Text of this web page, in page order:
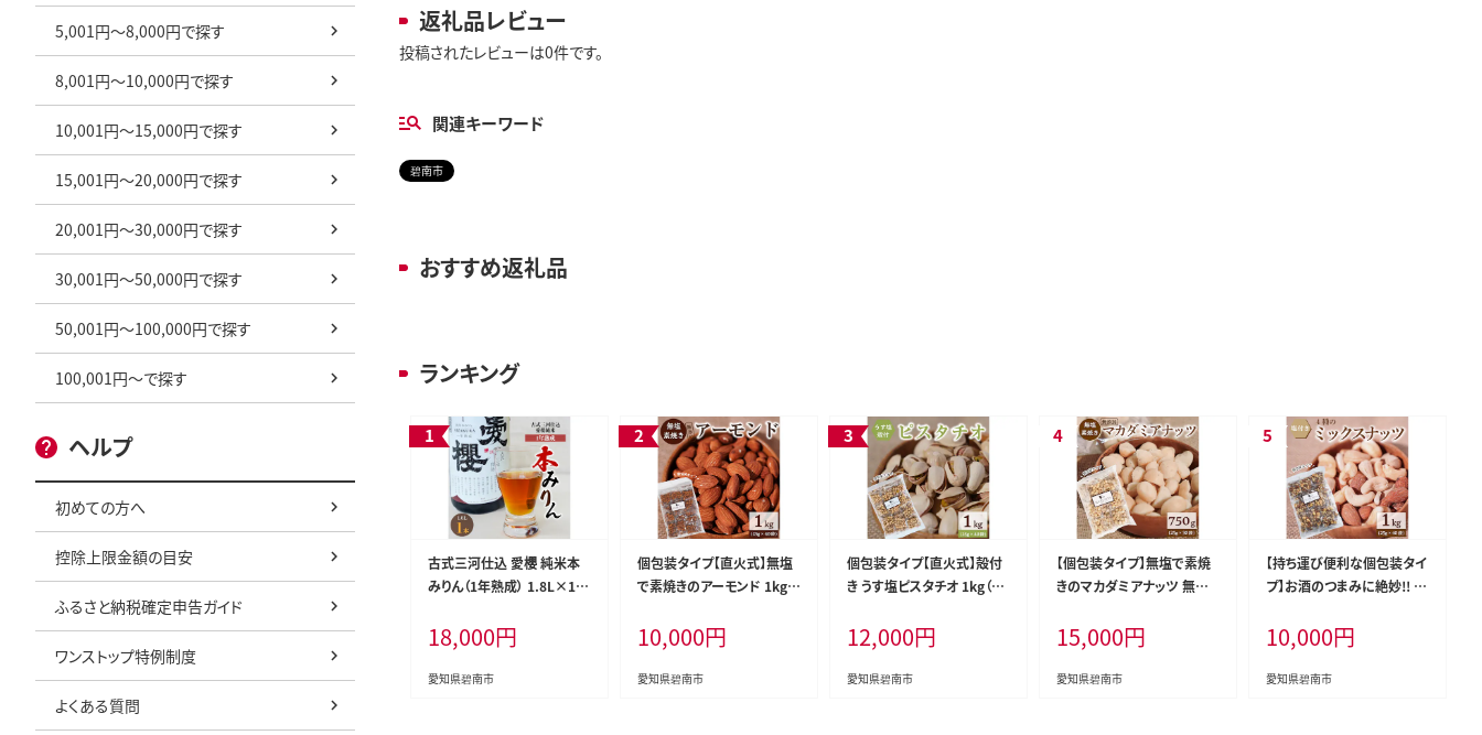
5,001円～8,000円で探す
8,001円～10,000円で探す
10,001円～15,000円で探す
15,001円～20,000円で探す
20,001円～30,000円で探す
30,001円～50,000円で探す
50,001円～100,000円で探す
100,001円～で探す
ヘルプ
初めての方へ
控除上限金額の目安
ふるさと納税確定申告ガイド
ワンストップ特例制度
よくある質問
返礼品レビュー
投稿されたレビューは0件です。
関連キーワード
碧南市
おすすめ返礼品
ランキング
古式三河仕込 愛櫻 純米本
みりん（1年熟成） 1.8L×1本
和食 米こうじ 醸造のまち 碧
南市 杉浦味淋 H009-041
18,000円
愛知県碧南市
個包装タイプ【直火式】無塩
で素焼きのアーモンド 1kg
カ産 個包装 無塩 ナッツ 小
袋 ロカボ SUCRENUTS H0
59-116
10,000円
愛知県碧南市
個包装タイプ【直火式】殻付
き うす塩ピスタチオ 1kg（25
袋 ロカボ SUCRENUTS H0
59-148
12,000円
愛知県碧南市
【個包装タイプ】無塩で素焼
きのマカダミアナッツ 無添
装 無塩 ナッツ 小袋 ロカボ
SUCRENUTS H059-149
15,000円
愛知県碧南市
【持ち運び便利な個包装タイ
プ】お酒のつまみに絶妙!! 塩
5g×40袋）有塩 小袋 塩味
個包装 アーモンド カシュー
ナッツ ジャイアントコーン
10,000円
愛知県碧南市